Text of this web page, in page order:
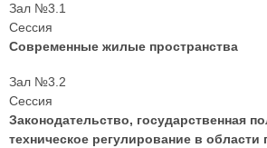
Зал №3.1
Сессия
Современные жилые пространства
Зал №3.2
Сессия
Законодательство, государственная
техническое регулирование в области